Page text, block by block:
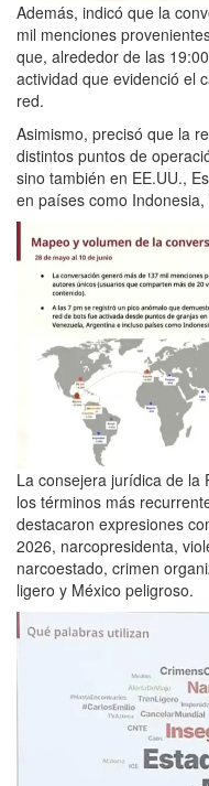
Además, indicó que la
mil menciones
que, alrededor de las
actividad que evidenció el
red.
Asimismo, precisó que la
distintos puntos de
sino también en EE.UU.,
en países como
La consejera jurídica de la
los términos más
destacaron expresiones
2026, narcopresidenta,
narcoestado, crimen
ligero y México peligroso.